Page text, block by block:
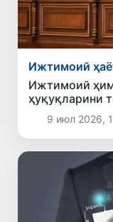
Ижтимоий
Ижтимоий
ҳуқуқларини
маъқулланди
9 июл 2026,